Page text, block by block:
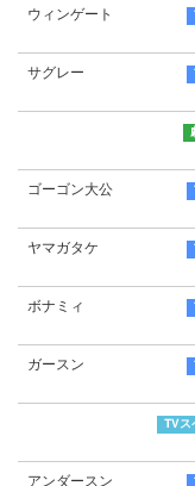
ウィンゲート
サグレー
ゴーゴン大公
ヤマガタケ
ボナミィ
ガースン
アンダースン